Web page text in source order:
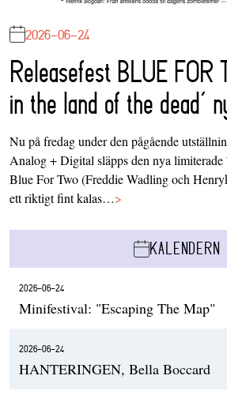
2026-06-24
Releasefest BLUE FOR
in the land of the dead’
Nu på fredag under den pågående
Analog + Digital släpps den nya
Blue For Two (Freddie Wadling och
ett riktigt fint kalas…>
KALENDERN
2026-06-24
Minifestival: "Escaping The Map"
2026-06-24
HANTERINGEN, Bella Boccard